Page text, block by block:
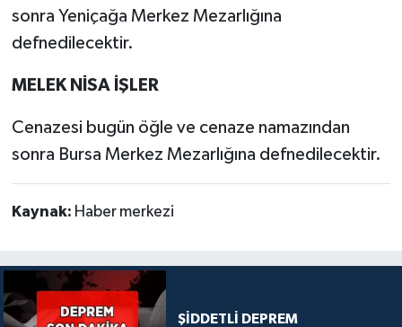
sonra Yeniçağa Merkez Mezarlığına
defnedilecektir.
MELEK NİSA İŞLER
Cenazesi bugün öğle ve cenaze namazından
sonra Bursa Merkez Mezarlığına defnedilecektir.
Kaynak: Haber merkezi
ŞİDDETLİ DEPREM